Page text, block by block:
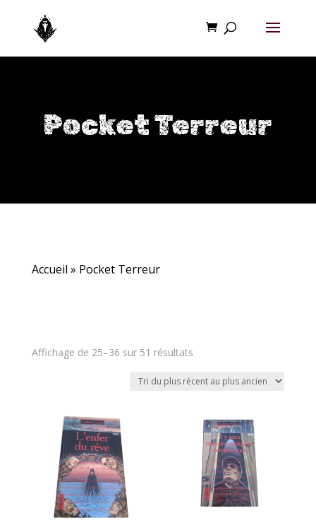
Pocket Terreur
Accueil » Pocket Terreur
Affichage de 25–36 sur 51 résultatsTrié
au
plus
ancien